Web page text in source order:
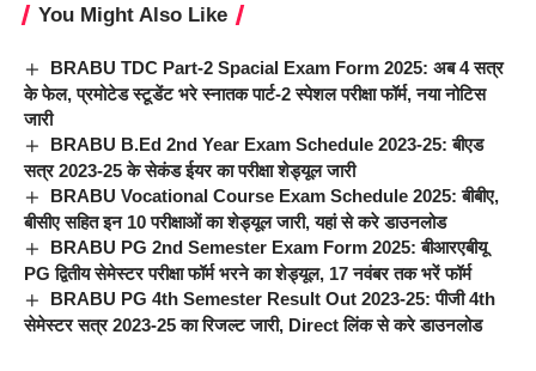
You Might Also Like
BRABU TDC Part-2 Spacial Exam Form 2025: अब 4 सत्र
के फेल, प्रमोटेड स्टूडेंट भरे स्नातक पार्ट-2 स्पेशल परीक्षा फॉर्म, नया नोटिस
जारी
BRABU B.Ed 2nd Year Exam Schedule 2023-25: बीएड
सत्र 2023-25 के सेकंड ईयर का परीक्षा शेड्यूल जारी
BRABU Vocational Course Exam Schedule 2025: बीबीए,
बीसीए सहित इन 10 परीक्षाओं का शेड्यूल जारी, यहां से करे डाउनलोड
BRABU PG 2nd Semester Exam Form 2025: बीआरएबीयू
PG द्वितीय सेमेस्टर परीक्षा फॉर्म भरने का शेड्यूल, 17 नवंबर तक भरें फॉर्म
BRABU PG 4th Semester Result Out 2023-25: पीजी 4th
सेमेस्टर सत्र 2023-25 का रिजल्ट जारी, Direct लिंक से करे डाउनलोड